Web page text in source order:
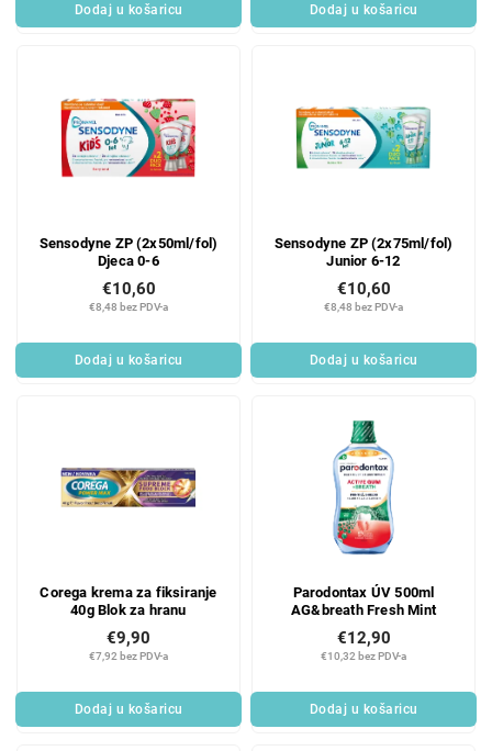
Dodaj u košaricu Dodaj u košaricu
Sensodyne ZP (2x50ml/fol)
Djeca 0-6
€8,48 bez PDV-a
€10,60
Dodaj u košaricu
Sensodyne ZP (2x75ml/fol)
Junior 6-12
€8,48 bez PDV-a
€10,60
Dodaj u košaricu
Corega krema za fiksiranje
40g Blok za hranu
€7,92 bez PDV-a
€9,90
Dodaj u košaricu
Parodontax ÚV 500ml
AG&breath Fresh Mint
€10,32 bez PDV-a
€12,90
Dodaj u košaricu